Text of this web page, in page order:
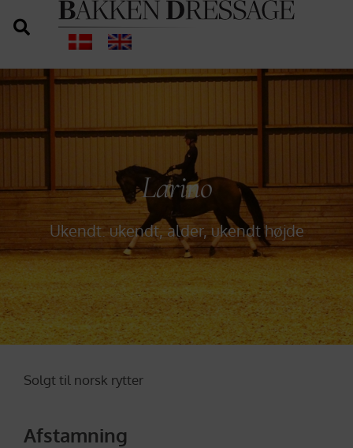
Larino
Ukendt.ukendt, alder, ukendt højde
Solgt til norsk rytter
Afstamning